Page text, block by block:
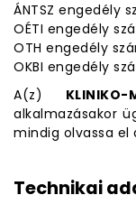
ÁNTSZ engedély
OÉTI engedély
OTH engedély
OKBI engedély
A(z)
alkalmazásakor
mindig olvassa
Technikai